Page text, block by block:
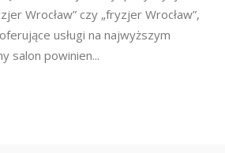
Wrocław” czy „fryzjer Wrocław”,
usługi na najwyższym
salon powinien...